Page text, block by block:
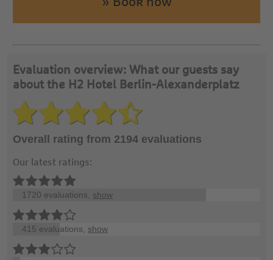
Evaluation overview: What our guests say
about the H2 Hotel Berlin-Alexanderplatz
Overall rating from 2194 evaluations
Our latest ratings:
1720 evaluations, show
415 evaluations, show